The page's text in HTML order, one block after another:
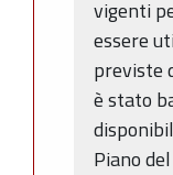
vigenti
essere
previste
è stato
Piano